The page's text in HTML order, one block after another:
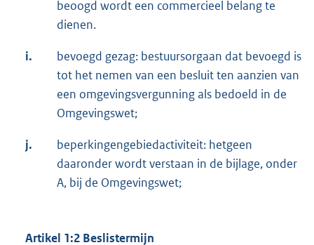
beoogd wordt een commercieel belang te
dienen.
i.
bevoegd gezag: bestuursorgaan dat bevoegd is
tot het nemen van een besluit ten aanzien van
een omgevingsvergunning als bedoeld in de
Omgevingswet;
j.
beperkingengebiedactiviteit: hetgeen
daaronder wordt verstaan in de bijlage, onder
A, bij de Omgevingswet;
Artikel 1:2 Beslistermijn